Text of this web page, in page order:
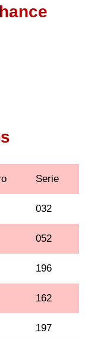
Serie
032
052
196
162
197